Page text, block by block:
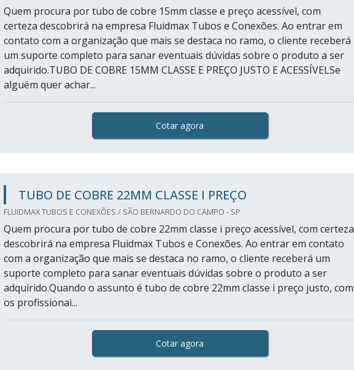
Quem procura por tubo de cobre 15mm classe e preço acessível, com
certeza descobrirá na empresa Fluidmax Tubos e Conexões. Ao entrar em
contato com a organização que mais se destaca no ramo, o cliente receberá
um suporte completo para sanar eventuais dúvidas sobre o produto a ser
adquirido.TUBO DE COBRE 15MM CLASSE E PREÇO JUSTO E ACESSÍVELSe
alguém quer achar...
Cotar agora
TUBO DE COBRE 22MM CLASSE I PREÇO
FLUIDMAX TUBOS E CONEXÕES / SÃO BERNARDO DO CAMPO - SP
Quem procura por tubo de cobre 22mm classe i preço acessível, com certeza
descobrirá na empresa Fluidmax Tubos e Conexões. Ao entrar em contato
com a organização que mais se destaca no ramo, o cliente receberá um
suporte completo para sanar eventuais dúvidas sobre o produto a ser
adquirido.Quando o assunto é tubo de cobre 22mm classe i preço justo, com
os profissionai...
Cotar agora